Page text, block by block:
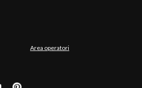
Area operatori